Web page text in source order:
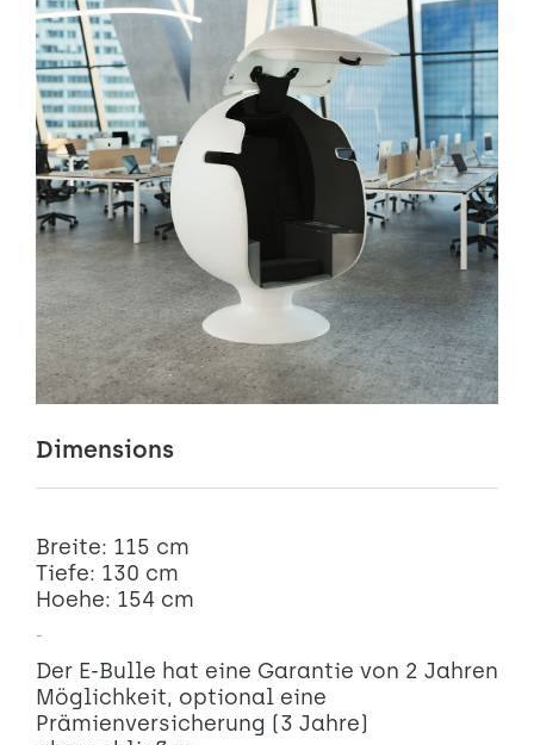
Dimensions
Breite: 115 cm
Tiefe: 130 cm
Hoehe: 154 cm
-
Der E-Bulle hat eine Garantie von 2 Jahren
Möglichkeit, optional eine
Prämienversicherung (3 Jahre)